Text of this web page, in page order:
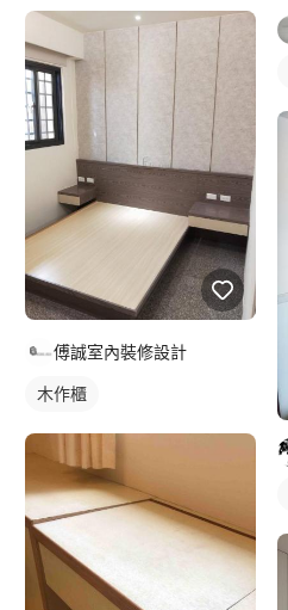
傅誠室內裝修設計
木作櫃